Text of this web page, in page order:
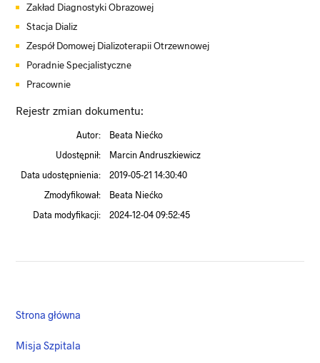
Zakład Diagnostyki Obrazowej
Stacja Dializ
Zespół Domowej Dializoterapii Otrzewnowej
Poradnie Specjalistyczne
Pracownie
Rejestr zmian dokumentu:
Autor:
Beata Niećko
Udostępnił:
Marcin Andruszkiewicz
Data udostępnienia:
2019-05-21 14:30:40
Zmodyfikował:
Beata Niećko
Data modyfikacji:
2024-12-04 09:52:45
Strona główna
Misja Szpitala